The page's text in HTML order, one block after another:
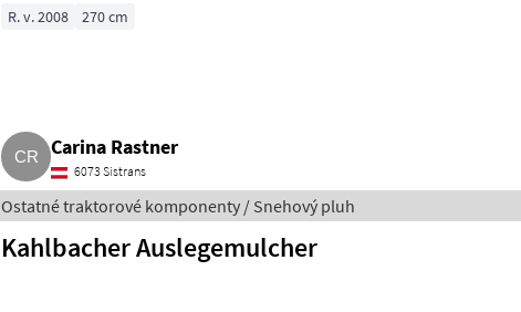
R. v. 2008 270 cm
Carina Rastner
6073 Sistrans
Ostatné traktorové komponenty / Snehový pluh
Kahlbacher Auslegemulcher